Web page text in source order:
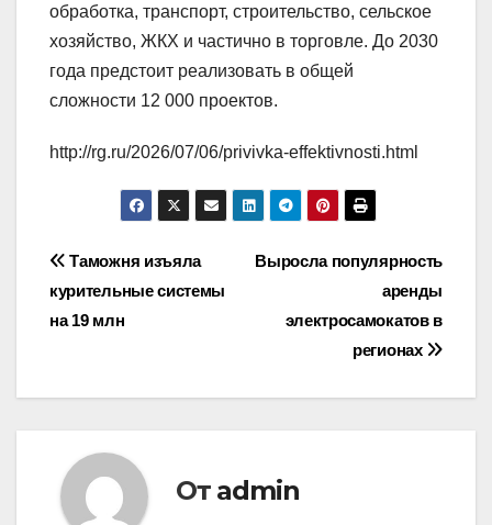
обработка, транспорт, строительство, сельское
хозяйство, ЖКХ и частично в торговле. До 2030
года предстоит реализовать в общей
сложности 12 000 проектов.
http://rg.ru/2026/07/06/privivka-effektivnosti.html
Навигация
по
Выросла популярность
аренды
электросамокатов в
регионах
Таможня изъяла
курительные системы
на 19 млн
От admin